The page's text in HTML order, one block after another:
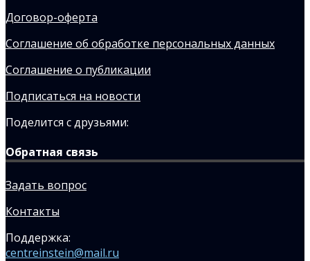
Договор-оферта
Соглашение об обработке персональных данных
Соглашение о публикации
Подписаться на новости
Поделится с друзьями:
Обратная связь
Задать вопрос
Контакты
Поддержка:
centreinstein@mail.ru